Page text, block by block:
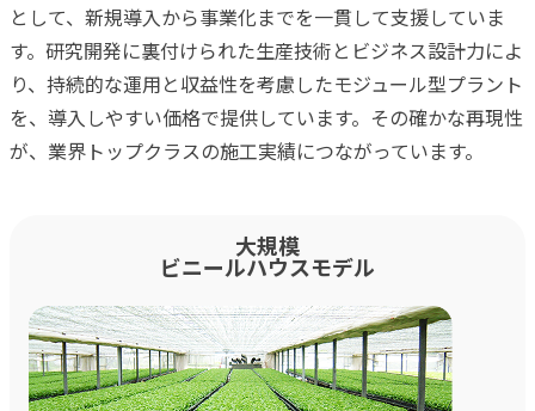
として、新規導入から事業化までを一貫して支援していま
す。研究開発に裏付けられた生産技術とビジネス設計力によ
り、持続的な運用と収益性を考慮したモジュール型プラント
を、導入しやすい価格で提供しています。その確かな再現性
が、業界トップクラスの施工実績につながっています。
大規模
ビニールハウスモデル